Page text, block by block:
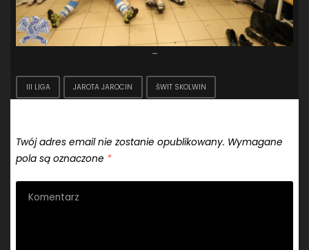
–
III LIGA JAROTA JAROCIN ŚWIT SKOLWIN
Twój adres email nie zostanie opublikowany. Wymagane
pola są oznaczone *